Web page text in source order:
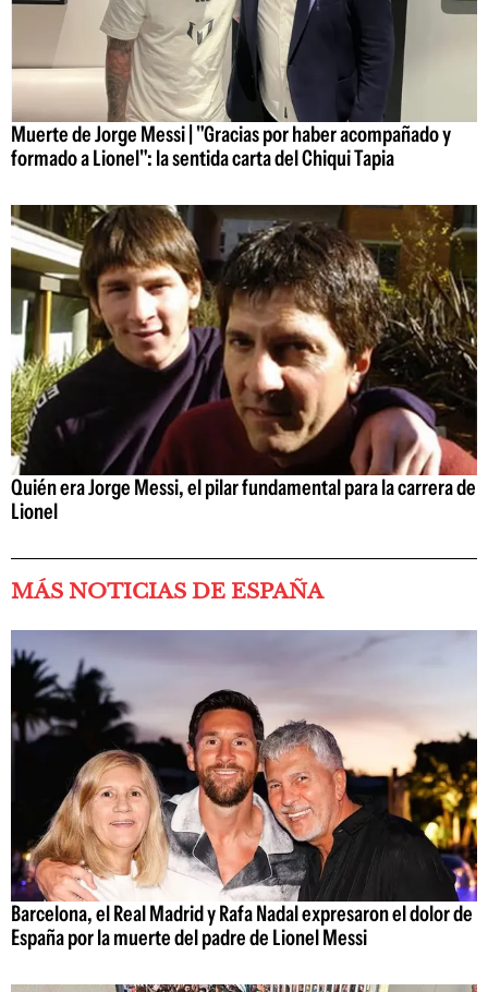
Muerte de Jorge Messi | "Gracias por haber acompañado y
formado a Lionel": la sentida carta del Chiqui Tapia
Quién era Jorge Messi, el pilar fundamental para la carrera de
Lionel
MÁS NOTICIAS DE ESPAÑA
Barcelona, el Real Madrid y Rafa Nadal expresaron el dolor de
España por la muerte del padre de Lionel Messi